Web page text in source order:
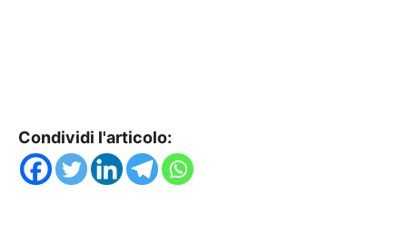
Condividi l'articolo: